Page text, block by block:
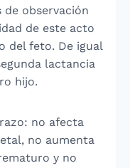
observación
de este acto
del feto. De igual
lactancia
hijo.
no afecta
no aumenta
y no